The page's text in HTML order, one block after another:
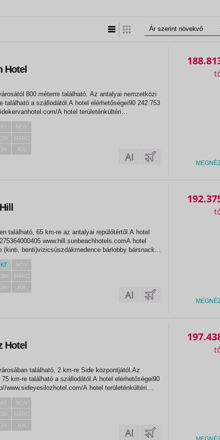
«
Hotel
800 méterre található. Az antalyai nemzetközi
található a szállodától.A hotel elérhetőségei90 242 753
A hotel területénkültéri
lobby bármedence bárGyermekek részérekültéri
az...NOV
MÁRC
JÚL
található, 65 km-re az antalyai repülőtértől.A hotel
www.hill.sunbeachhotels.comA hotel
(kinti, benti)vizicsúszdákmedence bárlobby bársnack
estesti show műsorokasztali...
NOV
MÁRC
JÚL
Hotel
található, 2 km-re Side központjától.Az
km-re található a szállodától.A hotel elérhetőségei90
www.sideyesilozhotel.com/A hotel területénkültéri
csúszda gyerekeknek, 1 felnőtteknek
fi (térítés...
NOV
MÁRC
JÚL